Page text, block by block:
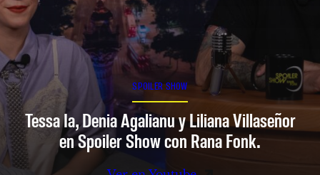
SPOILER SHOW
Tessa Ia, Denia Agalianu y Liliana Villaseñor
en Spoiler Show con Rana Fonk.